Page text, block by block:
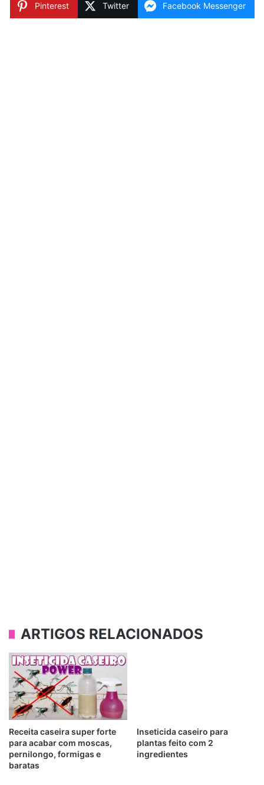
Pinterest Twitter Facebook Messenger
ARTIGOS RELACIONADOS
Receita caseira super forte
para acabar com moscas,
pernilongo, formigas e
baratas
Inseticida caseiro para
plantas feito com 2
ingredientes